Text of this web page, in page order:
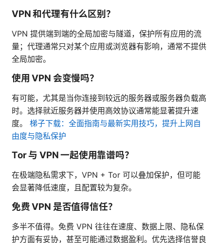
VPN 和代理有什么区别？
VPN 提供端到端的全局加密与隧道，保护所有应用的流
量；代理通常只对某个应用或浏览器有影响，通常不提供
全局加密。
使用 VPN 会变慢吗？
有可能，尤其是当你连接到较远的服务器或服务器负载高
时。选择就近服务器并使用高效协议通常能显著提升速
度。 梯子下载：全面指南与最新实用技巧，提升上网自
由度与隐私保护
Tor 与 VPN 一起使用靠谱吗？
在极端隐私需求下，VPN + Tor 可以叠加保护，但可能
会显著降低速度，且配置较为复杂。
免费 VPN 是否值得信任？
多半不值得。免费 VPN 往往在速度、数据上限、隐私保
护方面有妥协，甚至可能通过数据盈利。优先选择信誉良